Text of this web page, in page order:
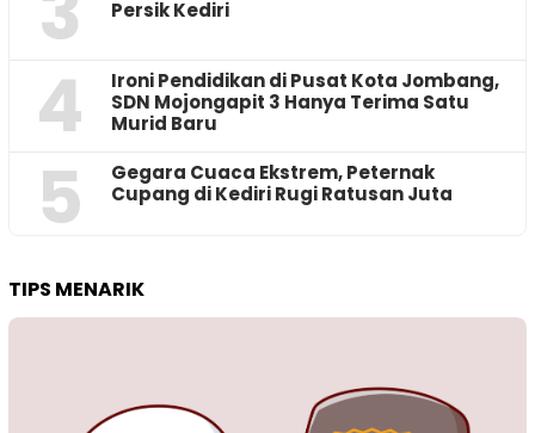
Persik Kediri
4
Ironi Pendidikan di Pusat Kota Jombang,
SDN Mojongapit 3 Hanya Terima Satu
Murid Baru
5
‎Gegara Cuaca Ekstrem, Peternak
Cupang di Kediri Rugi Ratusan Juta
TIPS MENARIK